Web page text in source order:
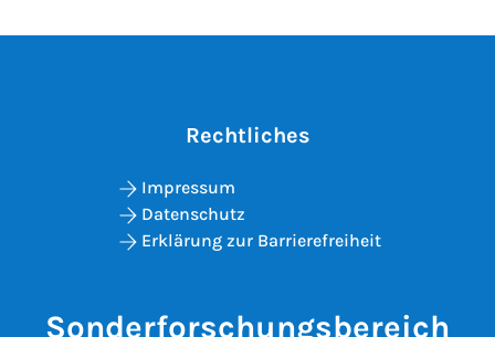
Sonderforschungsbereich
Rechtliches
Impressum
Datenschutz
Erklärung zur Barrierefreiheit